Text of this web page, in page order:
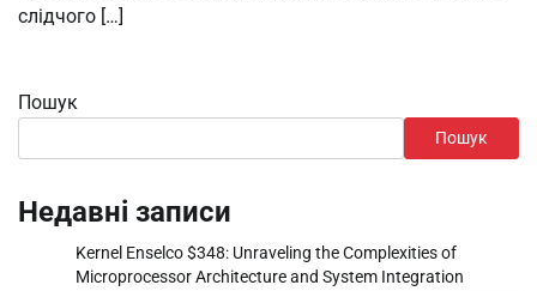
слідчого […]
Пошук
Пошук
Недавні записи
Kernel Enselco $348: Unraveling the Complexities of
Microprocessor Architecture and System Integration